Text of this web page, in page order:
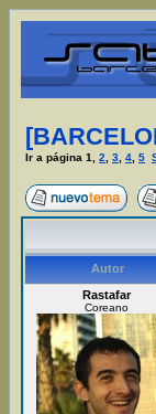
Ir a página 1 2 3 4 5
Autor
Rastafar
Coreano